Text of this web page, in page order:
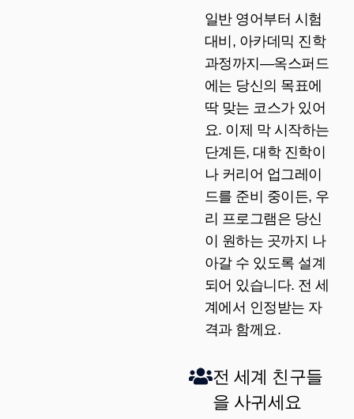
일반 영어부터 시험
대비, 아카데믹 진학
과정까지—옥스퍼드
에는 당신의 목표에
딱 맞는 코스가 있어
요. 이제 막 시작하는
단계든, 대학 진학이
나 커리어 업그레이
드를 준비 중이든, 우
리 프로그램은 당신
이 원하는 곳까지 나
아갈 수 있도록 설계
되어 있습니다. 전 세
계에서 인정받는 자
격과 함께요.
전 세계 친구들
을 사귀세요